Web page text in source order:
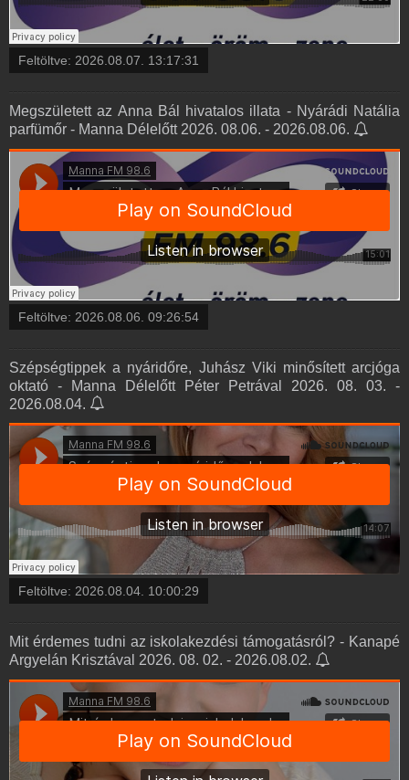
Feltöltve: 2026.08.07. 13:17:31
Megszületett az Anna Bál hivatalos illata - Nyárádi Natália
parfümőr - Manna Délelőtt 2026. 08.06. - 2026.08.06.
Feltöltve: 2026.08.06. 09:26:54
Szépségtippek a nyáridőre, Juhász Viki minősített arcjóga
oktató - Manna Délelőtt Péter Petrával 2026. 08. 03. -
2026.08.04.
Feltöltve: 2026.08.04. 10:00:29
Mit érdemes tudni az iskolakezdési támogatásról? - Kanapé
Argyelán Krisztával 2026. 08. 02. - 2026.08.02.